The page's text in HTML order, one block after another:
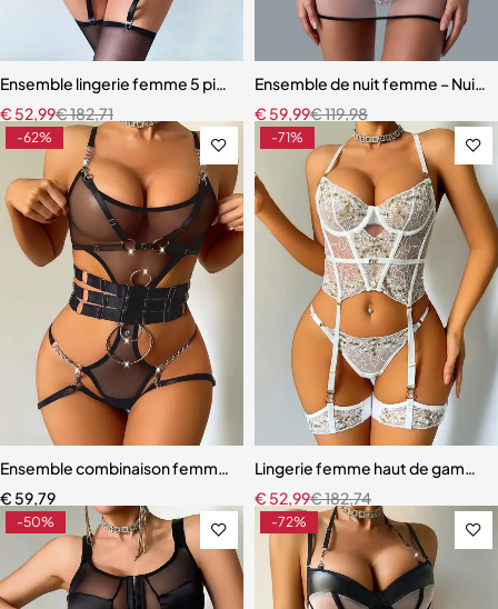
Ensemble lingerie femme 5 pièces – Dentelle brodée florale avec
€182,71
€ 52,99
Ensemble de nuit femme –
€119,98
€ 59,99
-62%
Ensemble combinaison femme – Maille ajourée avec ceinture
€ 59,79
-71%
Lingerie femme haut de
€182,74
€ 52,99
-50% -72%